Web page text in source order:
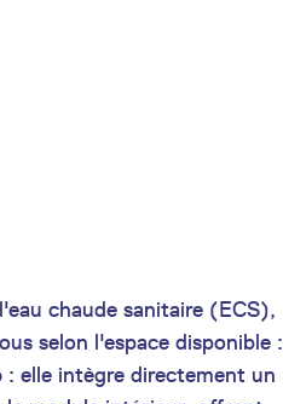
chaude sanitaire (ECS),
selon l'espace disponible :
: elle intègre directement un